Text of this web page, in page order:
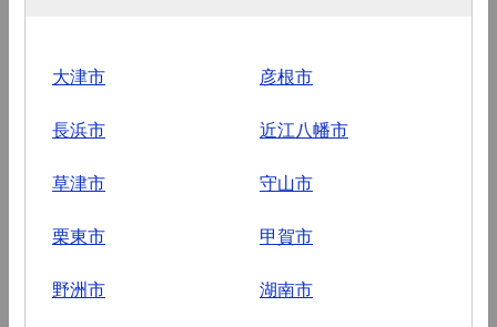
大津市 彦根市
長浜市 近江八幡市
草津市 守山市
栗東市 甲賀市
野洲市 湖南市